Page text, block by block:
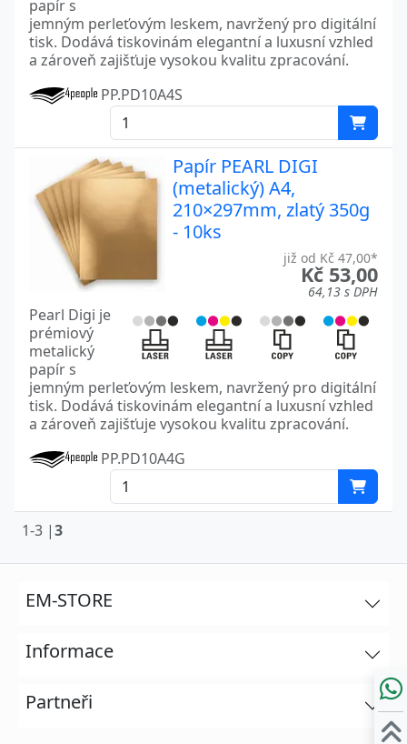
papír s
jemným perleťovým leskem, navržený pro digitální
tisk. Dodává tiskovinám elegantní a luxusní vzhled
a zároveň zajišťuje vysokou kvalitu zpracování.
PP.PD10A4S
Papír PEARL DIGI
(metalický) A4,
210×297mm, zlatý 350g
- 10ks
již od Kč 47,00*
Kč 53,00
64,13 s DPH
Pearl Digi je
prémiový
metalický
papír s
jemným perleťovým leskem, navržený pro digitální
tisk. Dodává tiskovinám elegantní a luxusní vzhled
a zároveň zajišťuje vysokou kvalitu zpracování.
PP.PD10A4G
1-3 |3
EM-STORE
Informace
Partneři